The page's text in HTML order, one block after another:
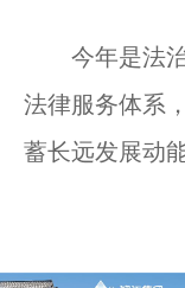
今年是法治
法律服务体系
蓄长远发展动